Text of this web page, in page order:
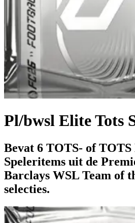
Pl/bwsl Elite Tots
Bevat 6 TOTS- of
Speleritems uit de
Barclays WSL Team of
selecties.